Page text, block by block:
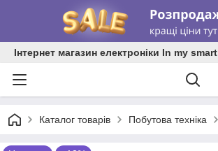
Інтернет магазин електроніки In my smart
Каталог товарів Побутова техніка